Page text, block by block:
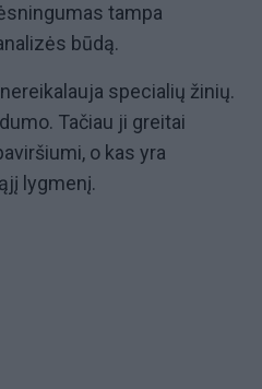
tampa
būdą.
specialių žinių.
Tačiau ji greitai
o kas yra
lygmenį.